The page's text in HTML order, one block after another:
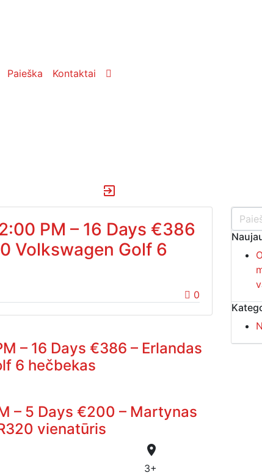
Paieška Kontaktai
exit_to_app
PM – 16 Days €386
Volkswagen Golf 6
0
– 16 Days €386 – Erlandas
6 hečbekas
– 5 Days €200 – Martynas
vienatūris
place
3+